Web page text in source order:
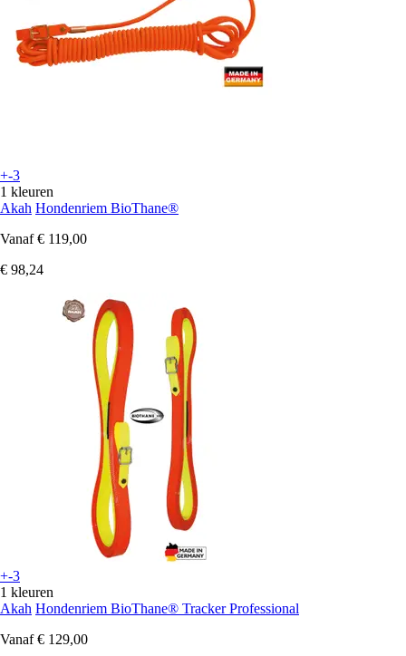
+-3
1 kleuren
Akah Hondenriem BioThane®
Vanaf € 119,00
€ 98,24
+-3
1 kleuren
Akah Hondenriem BioThane® Tracker Professional
Vanaf € 129,00